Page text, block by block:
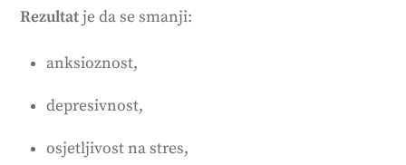
Rezultatje da se smanji:
anksioznost,
depresivnost,
osjetljivost na stres,